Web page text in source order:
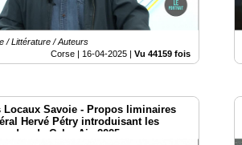
/ Littérature / Auteurs
Corse | 16-04-2025 |Vu 44159 fois
Locaux Savoie - Propos liminaires
Hervé Pétry introduisant les
de CyberAix 2025